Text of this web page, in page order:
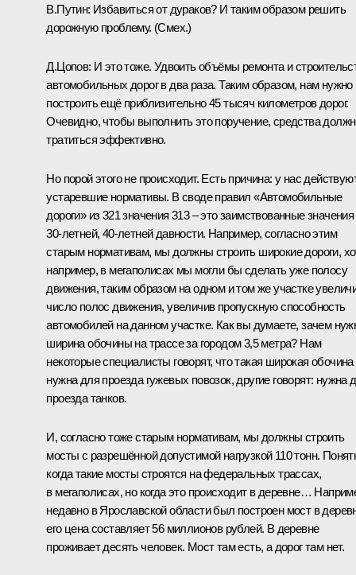
В.Путин: Избавиться от дураков? И таким образом решить
дорожную проблему. (Смех.)
Д.Цопов: И это тоже. Удвоить объёмы ремонта и
автомобильных дорог в два раза. Таким образом, нам нужно
построить ещё приблизительно 45 тысяч километров дорог.
Очевидно, чтобы выполнить это поручение, средства
тратиться эффективно.
Но порой этого не происходит. Есть причина: у нас
устаревшие нормативы. В своде правил «Автомобильные
дороги» из 321 значения 313 – это заимствованные значения
30-летней, 40-летней давности. Например, согласно этим
старым нормативам, мы должны строить широкие дороги,
например, в мегаполисах мы могли бы сделать уже полосу
движения, таким образом на одном и том же участке
число полос движения, увеличив пропускную способность
автомобилей на данном участке. Как вы думаете, зачем
ширина обочины на трассе за городом 3,5 метра? Нам
некоторые специалисты говорят, что такая широкая обочина
нужна для проезда гужевых повозок, другие говорят: нужна
проезда танков.
И, согласно тоже старым нормативам, мы должны строить
мосты с разрешённой допустимой нагрузкой 110 тонн.
когда такие мосты строятся на федеральных трассах,
в мегаполисах, но когда это происходит в деревне…
недавно в Ярославской области был построен мост в
его цена составляет 56 миллионов рублей. В деревне
проживает десять человек. Мост там есть, а дорог там нет.